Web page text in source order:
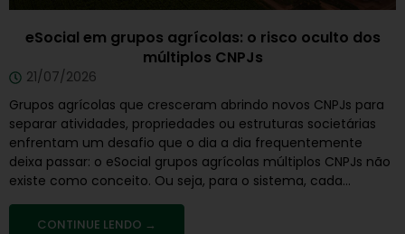
eSocial em grupos agrícolas: o risco oculto dos
múltiplos CNPJs
21/07/2026
Grupos agrícolas que cresceram abrindo novos CNPJs para
separar atividades, propriedades ou estruturas societárias
enfrentam um desafio que o dia a dia frequentemente
deixa passar: o eSocial grupos agrícolas múltiplos CNPJs não
existe como conceito. Ou seja, para o sistema, cada...
CONTINUE LENDO →